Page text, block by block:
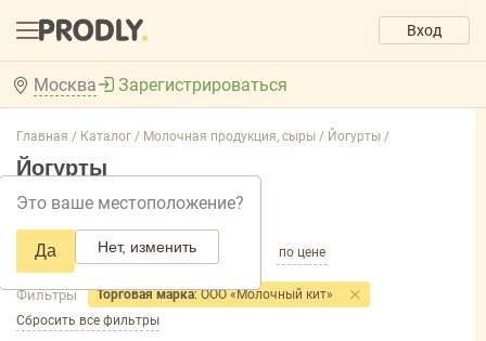
Вход
Москва
Это ваше местоположение?
Да Нет, изменить
Зарегистрироваться
Главная / Каталог / Молочная продукция, сыры / Йогурты /
Йогурты
Добавить фильтр товаров
по популярности по названию по цене
Фильтры Торговая марка: ООО «Молочный кит»
Сбросить все фильтры